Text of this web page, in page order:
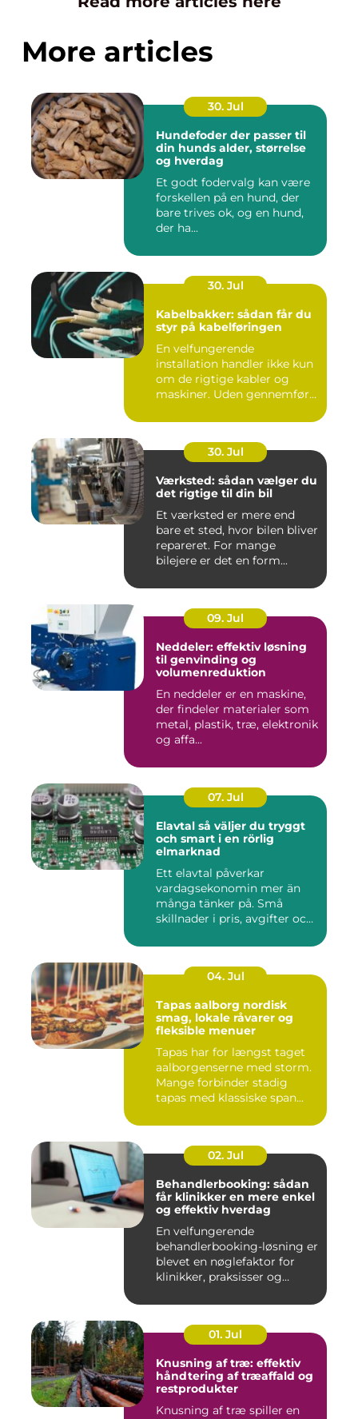
More articles
30. Jul
Hundefoder der passer til
din hunds alder, størrelse
og hverdag
Et godt fodervalg kan være
forskellen på en hund, der
bare trives ok, og en hund,
der ha...
30. Jul
Kabelbakker: sådan får du
styr på kabelføringen
En velfungerende
installation handler ikke kun
om de rigtige kabler og
maskiner. Uden gennemført
30. Jul
Værksted: sådan vælger du
det rigtige til din bil
Et værksted er mere end
bare et sted, hvor bilen bliver
repareret. For mange
bilejere er det en form...
09. Jul
Neddeler: effektiv løsning
til genvinding og
volumenreduktion
En neddeler er en maskine,
der findeler materialer som
metal, plastik, træ, elektronik
og affa...
07. Jul
Elavtal så väljer du tryggt
och smart i en rörlig
elmarknad
Ett elavtal påverkar
vardagsekonomin mer än
många tänker på. Små
skillnader i pris, avgifter och
04. Jul
Tapas aalborg nordisk
smag, lokale råvarer og
fleksible menuer
Tapas har for længst taget
aalborgenserne med storm.
Mange forbinder stadig
tapas med klassiske span...
02. Jul
Behandlerbooking: sådan
får klinikker en mere enkel
og effektiv hverdag
En velfungerende
behandlerbooking-løsning er
blevet en nøglefaktor for
klinikker, praksisser og
01. Jul
Knusning af træ: effektiv
håndtering af træaffald og
restprodukter
Knusning af træ spiller en